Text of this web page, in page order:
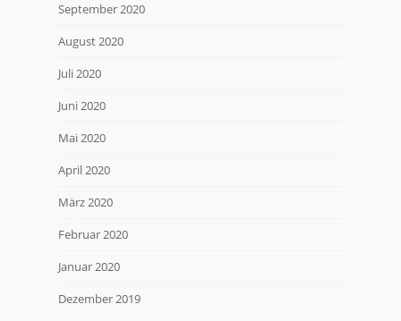
September 2020
August 2020
Juli 2020
Juni 2020
Mai 2020
April 2020
März 2020
Februar 2020
Januar 2020
Dezember 2019